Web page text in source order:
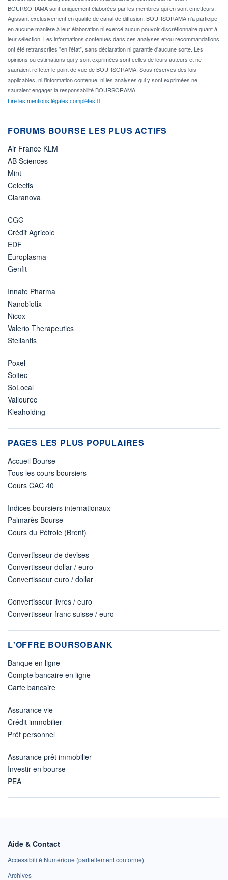
BOURSORAMA sont uniquement élaborées par les membres qui en sont émetteurs.
Agissant exclusivement en qualité de canal de diffusion, BOURSORAMA n'a participé
en aucune manière à leur élaboration ni exercé aucun pouvoir discrétionnaire quant à
leur sélection. Les informations contenues dans ces analyses et/ou recommandations
ont été retranscrites "en l'état", sans déclaration ni garantie d'aucune sorte. Les
opinions ou estimations qui y sont exprimées sont celles de leurs auteurs et ne
sauraient refléter le point de vue de BOURSORAMA. Sous réserves des lois
applicables, ni l'information contenue, ni les analyses qui y sont exprimées ne
sauraient engager la responsabilité BOURSORAMA.
Lire les mentions légales complètes
FORUMS BOURSE LES PLUS ACTIFS
Air France KLM
AB Sciences
Mint
Celectis
Claranova
CGG
Crédit Agricole
EDF
Europlasma
Genfit
Innate Pharma
Nanobiotix
Nicox
Valerio Therapeutics
Stellantis
Poxel
Soitec
SoLocal
Vallourec
Kleaholding
PAGES LES PLUS POPULAIRES
Accueil Bourse
Tous les cours boursiers
Cours CAC 40
Indices boursiers internationaux
Palmarès Bourse
Cours du Pétrole (Brent)
Convertisseur de devises
Convertisseur dollar / euro
Convertisseur euro / dollar
Convertisseur livres / euro
Convertisseur franc suisse / euro
L'OFFRE BOURSOBANK
Banque en ligne
Compte bancaire en ligne
Carte bancaire
Assurance vie
Crédit immobilier
Prêt personnel
Assurance prêt immobilier
Investir en bourse
PEA
Aide & Contact
Accessibilité Numérique (partiellement conforme)
Archives